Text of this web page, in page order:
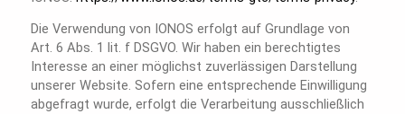
Die Verwendung von IONOS erfolgt auf Grundlage von
Art. 6 Abs. 1 lit. f DSGVO. Wir haben ein berechtigtes
Interesse an einer möglichst zuverlässigen Darstellung
unserer Website. Sofern eine entsprechende Einwilligung
abgefragt wurde, erfolgt die Verarbeitung ausschließlich